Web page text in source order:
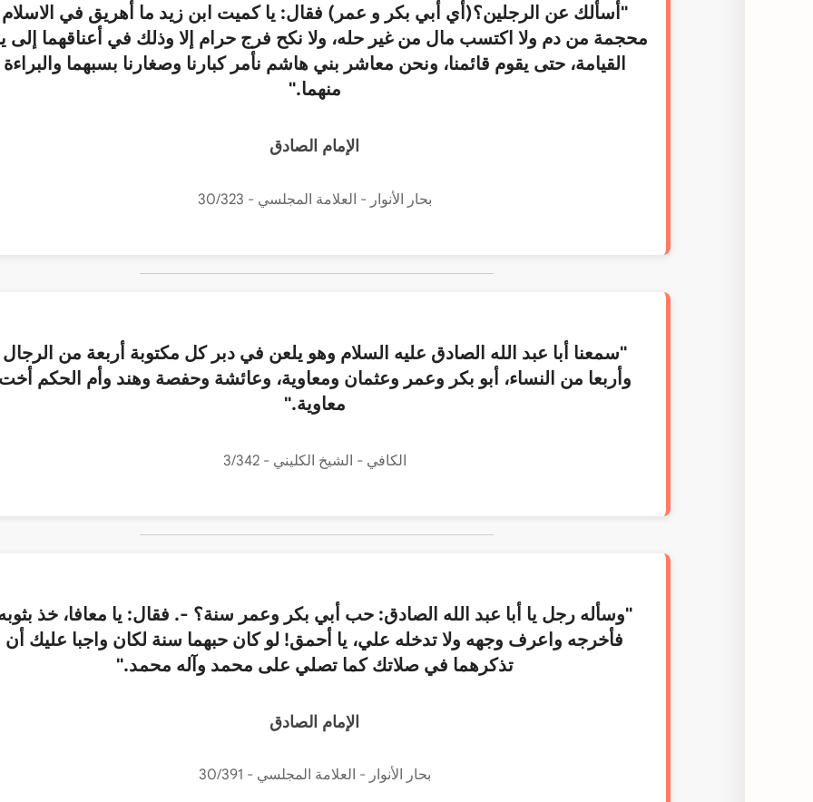
"أسألك عن الرجلين؟(أي أبي بكر و عمر) فقال: يا كميت ابن زيد ما أهريق في الاسلام
محجمة من دم ولا اكتسب مال من غير حله، ولا نكح فرج حرام إلا وذلك في أعناقهما إلى
القيامة، حتى يقوم قائمنا، ونحن معاشر بني هاشم نأمر كبارنا وصغارنا بسبهما والبراءة
منهما."
الإمام الصادق
بحار الأنوار - العلامة المجلسي - 30/323
"سمعنا أبا عبد الله الصادق عليه السلام وهو يلعن في دبر كل مكتوبة أربعة من الرجال
وأربعا من النساء، أبو بكر وعمر وعثمان ومعاوية، وعائشة وحفصة وهند وأم الحكم
معاوية."
الكافي - الشيخ الكليني - 3/342
"وسأله رجل يا أبا عبد الله الصادق: حب أبي بكر وعمر سنة؟ -. فقال: يا معافا، خذ
فأخرجه واعرف وجهه ولا تدخله علي، يا أحمق! لو كان حبهما سنة لكان واجبا عليك أن
تذكرهما في صلاتك كما تصلي على محمد وآله محمد."
الإمام الصادق
بحار الأنوار - العلامة المجلسي - 30/391